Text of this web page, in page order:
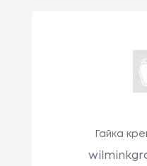
Гайка